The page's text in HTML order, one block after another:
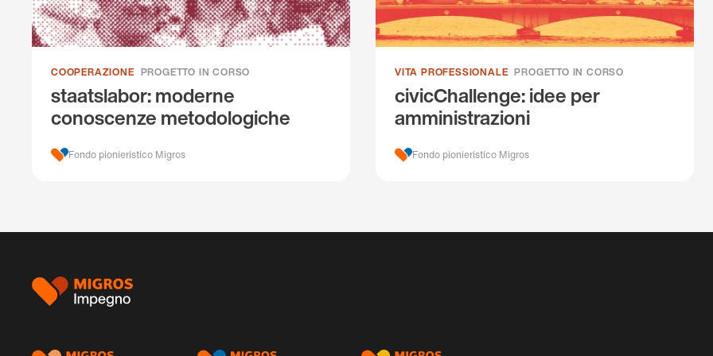
COOPERAZIONE PROGETTO IN CORSO
staatslabor: moderne
conoscenze metodologiche
Fondo pionieristico Migros
VITA PROFESSIONALE PROGETTO IN CORSO
civicChallenge: idee per
amministrazioni
Fondo pionieristico Migros
pagina